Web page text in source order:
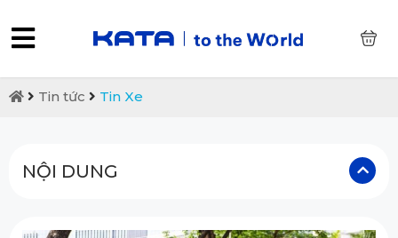
Tin tức Tin Xe
NỘI DUNG